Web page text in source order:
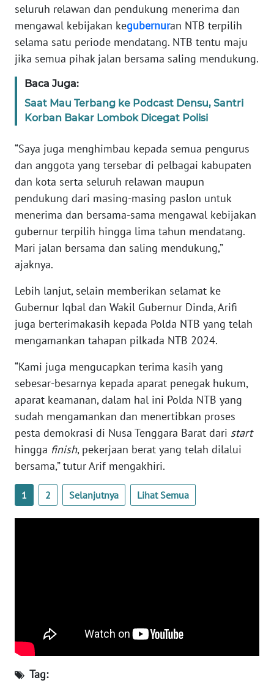
seluruh relawan dan pendukung menerima dan
mengawal kebijakan kegubernuran NTB terpilih
selama satu periode mendatang. NTB tentu maju
jika semua pihak jalan bersama saling mendukung.
Baca Juga:
Saat Mau Terbang ke Podcast Densu, Santri
Korban Bakar Lombok Dicegat Polisi
“Saya juga menghimbau kepada semua pengurus
dan anggota yang tersebar di pelbagai kabupaten
dan kota serta seluruh relawan maupun
pendukung dari masing-masing paslon untuk
menerima dan bersama-sama mengawal kebijakan
gubernur terpilih hingga lima tahun mendatang.
Mari jalan bersama dan saling mendukung,”
ajaknya.
Lebih lanjut, selain memberikan selamat ke
Gubernur Iqbal dan Wakil Gubernur Dinda, Arifi
juga berterimakasih kepada Polda NTB yang telah
mengamankan tahapan pilkada NTB 2024.
“Kami juga mengucapkan terima kasih yang
sebesar-besarnya kepada aparat penegak hukum,
aparat keamanan, dalam hal ini Polda NTB yang
sudah mengamankan dan menertibkan proses
pesta demokrasi di Nusa Tenggara Barat dari start
hingga finish, pekerjaan berat yang telah dilalui
bersama,” tutur Arif mengakhiri.
1 2 Selanjutnya Lihat Semua
Tag:
SULTRA
WN
NTB
WN
SULTENG
WN
SULBAR
WN
BABEL
WN
SUMBAR
WN
SUMSEL
WN
BENGKULU
WN
LAMPUNG
WN
JATENG
WN
NUSANTARA
WN
WN
KALBAR